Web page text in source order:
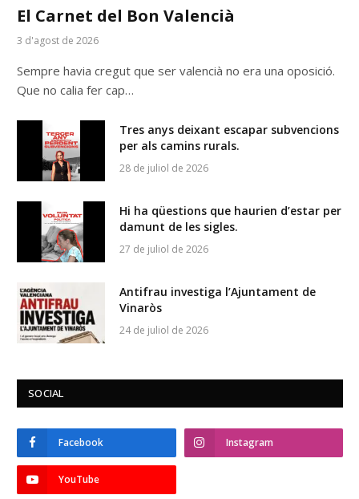
El Carnet del Bon Valencià
3 d'agost de 2026
Sempre havia cregut que ser valencià no era una oposició.
Que no calia fer cap…
Tres anys deixant escapar subvencions
per als camins rurals.
28 de juliol de 2026
Hi ha qüestions que haurien d’estar per
damunt de les sigles.
27 de juliol de 2026
Antifrau investiga l’Ajuntament de
Vinaròs
24 de juliol de 2026
SOCIAL
Facebook Instagram
YouTube